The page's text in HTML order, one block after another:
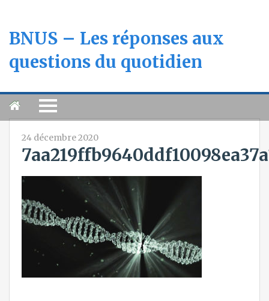
BNUS – Les réponses aux
questions du quotidien
24 décembre 2020